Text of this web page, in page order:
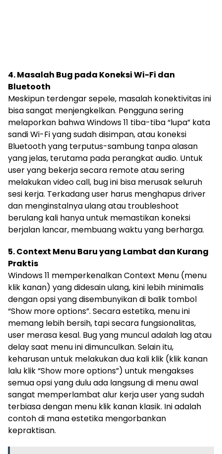
4. Masalah Bug pada Koneksi Wi-Fi dan
Bluetooth
Meskipun terdengar sepele, masalah konektivitas ini
bisa sangat menjengkelkan. Pengguna sering
melaporkan bahwa Windows 11 tiba-tiba “lupa” kata
sandi Wi-Fi yang sudah disimpan, atau koneksi
Bluetooth yang terputus-sambung tanpa alasan
yang jelas, terutama pada perangkat audio. Untuk
user yang bekerja secara remote atau sering
melakukan video call, bug ini bisa merusak seluruh
sesi kerja. Terkadang user harus menghapus driver
dan menginstalnya ulang atau troubleshoot
berulang kali hanya untuk memastikan koneksi
berjalan lancar, membuang waktu yang berharga.
5. Context Menu Baru yang Lambat dan Kurang
Praktis
Windows 11 memperkenalkan Context Menu (menu
klik kanan) yang didesain ulang, kini lebih minimalis
dengan opsi yang disembunyikan di balik tombol
“Show more options”. Secara estetika, menu ini
memang lebih bersih, tapi secara fungsionalitas,
user merasa kesal. Bug yang muncul adalah lag atau
delay saat menu ini dimunculkan. Selain itu,
keharusan untuk melakukan dua kali klik (klik kanan
lalu klik “Show more options”) untuk mengakses
semua opsi yang dulu ada langsung di menu awal
sangat memperlambat alur kerja user yang sudah
terbiasa dengan menu klik kanan klasik. Ini adalah
contoh di mana estetika mengorbankan
kepraktisan.